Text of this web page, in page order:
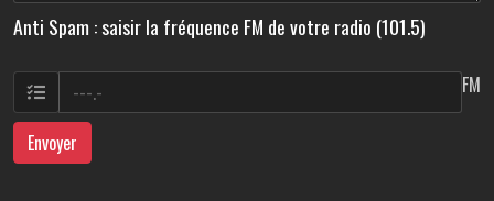
Anti Spam : saisir la fréquence FM de votre radio (101.5)
FM
Envoyer